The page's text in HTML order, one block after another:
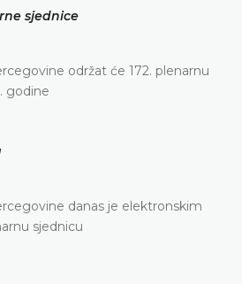
sjednice
održat će 172. plenarnu
godine
danas je elektronskim
sjednicu